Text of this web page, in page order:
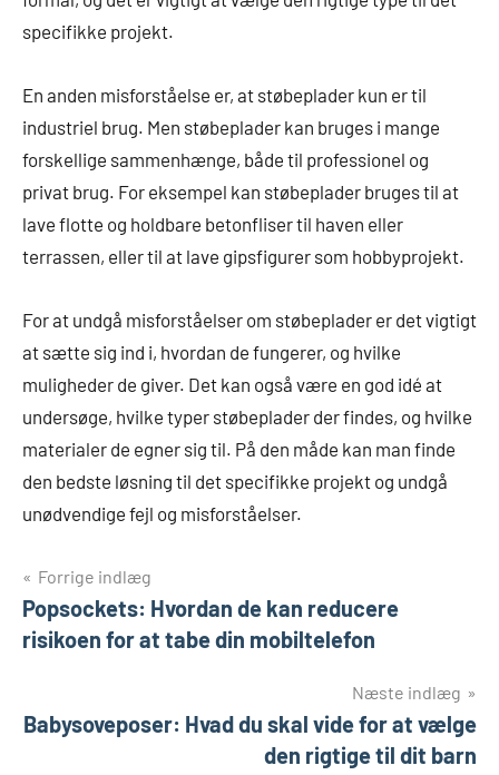
specifikke projekt.
En anden misforståelse er, at støbeplader kun er til
industriel brug. Men støbeplader kan bruges i mange
forskellige sammenhænge, både til professionel og
privat brug. For eksempel kan støbeplader bruges til at
lave flotte og holdbare betonfliser til haven eller
terrassen, eller til at lave gipsfigurer som hobbyprojekt.
For at undgå misforståelser om støbeplader er det vigtigt
at sætte sig ind i, hvordan de fungerer, og hvilke
muligheder de giver. Det kan også være en god idé at
undersøge, hvilke typer støbeplader der findes, og hvilke
materialer de egner sig til. På den måde kan man finde
den bedste løsning til det specifikke projekt og undgå
unødvendige fejl og misforståelser.
Indlægsnavigation
Forrige indlæg
Popsockets: Hvordan de kan reducere
risikoen for at tabe din mobiltelefon
Næste indlæg
Babysoveposer: Hvad du skal vide for at vælge
den rigtige til dit barn